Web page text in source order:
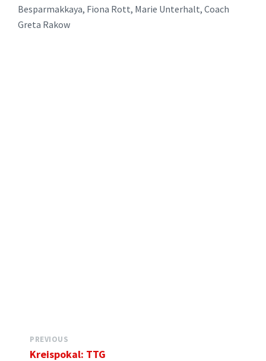
Besparmakkaya, Fiona Rott, Marie Unterhalt, Coach
Greta Rakow
PREVIOUS
Kreispokal: TTG